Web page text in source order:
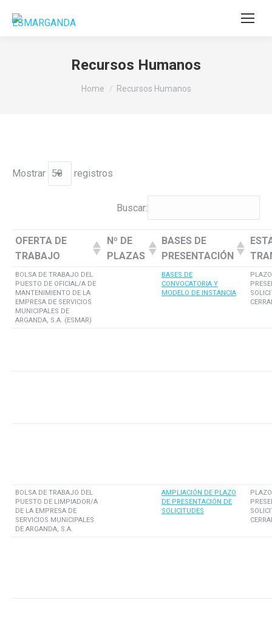
Recursos Humanos
You are here:
Home Recursos Humanos
Mostrar registros
Buscar:
OFERTA DE
TRABAJO
Nº DE
PLAZAS
BASES DE
PRESENTACIÓN
BOLSA DE TRABAJO DEL
PUESTO DE OFICIAL/A DE
MANTENIMIENTO DE LA
EMPRESA DE SERVICIOS
MUNICIPALES DE
ARGANDA, S.A. (ESMAR)
BASES DE
CONVOCATORIA Y
MODELO DE INSTANCIA
BOLSA DE TRABAJO DEL
PUESTO DE LIMPIADOR/A
DE LA EMPRESA DE
SERVICIOS MUNICIPALES
DE ARGANDA, S.A.
AMPLIACIÓN DE PLAZO
DE PRESENTACIÓN DE
SOLICITUDES